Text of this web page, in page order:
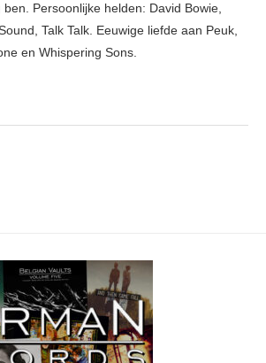
Persoonlijke helden: David Bowie,
Talk Talk. Eeuwige liefde aan Peuk,
en Whispering Sons.